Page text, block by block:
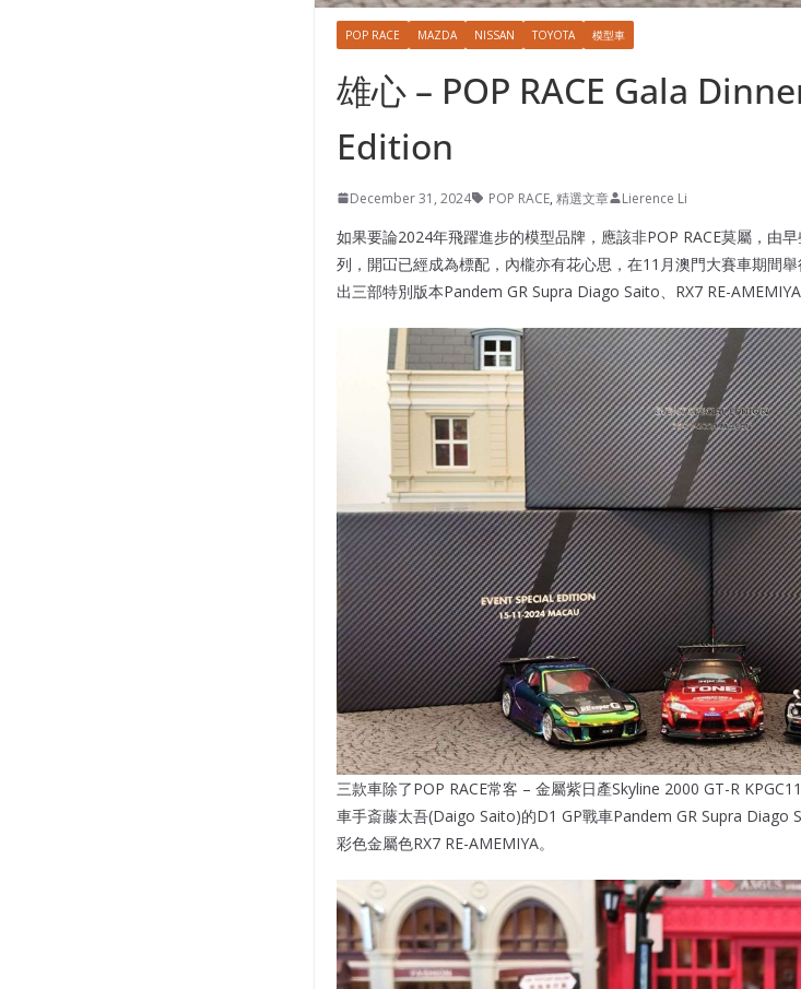
POP RACE MAZDA NISSAN TOYOTA 模型車
雄心 – POP RACE Gala
Edition
December 31, 2024 POP RACE, 精選文章 Lierence Li
如果要論2024年飛躍進步的模型品牌，應該非POP RACE莫屬，由
列，開冚已經成為標配，內櫳亦有花心思，在11月澳門大賽車期間
出三部特別版本Pandem GR Supra Diago Saito、RX7 RE-
三款車除了POP RACE常客 – 金屬紫日產Skyline 2000 GT-R
車手斎藤太吾(Daigo Saito)的D1 GP戰車Pandem GR Supra Diago
彩色金屬色RX7 RE-AMEMIYA。